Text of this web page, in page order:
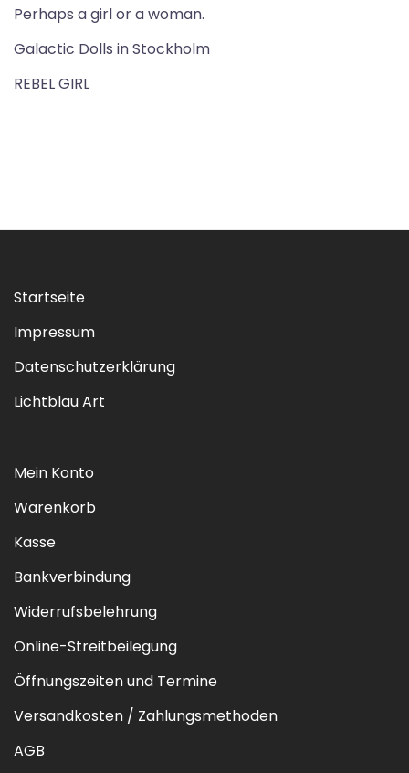
Perhaps a girl or a woman.
Galactic Dolls in Stockholm
REBEL GIRL
Startseite
Impressum
Datenschutzerklärung
Lichtblau Art
Mein Konto
Warenkorb
Kasse
Bankverbindung
Widerrufsbelehrung
Online-Streitbeilegung
Öffnungszeiten und Termine
Versandkosten / Zahlungsmethoden
AGB